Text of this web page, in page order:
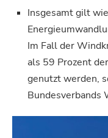
Insgesamt gilt
Im Fall der
als 59 Prozent
genutzt werden,
Bundesverbands